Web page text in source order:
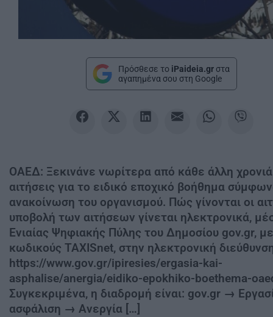
Πρόσθεσε το iPaideia.gr στα
αγαπημένα σου στη Google
ΟΑΕΔ: Ξεκινάνε νωρίτερα από κάθε άλλη χρονιά
αιτήσεις για το ειδικό εποχικό βοήθημα
ανακοίνωση του οργανισμού. Πώς γίνονται οι
υποβολή των αιτήσεων γίνεται ηλεκτρονικά,
Ενιαίας Ψηφιακής Πύλης του Δημοσίου gov.gr,
κωδικούς TAXISnet, στην ηλεκτρονική
https://www.gov.gr/ipiresies/ergasia-kai-
asphalise/anergia/eidiko-epokhiko-boethema-
Συγκεκριμένα, η διαδρομή είναι: gov.gr →
ασφάλιση → Ανεργία […]